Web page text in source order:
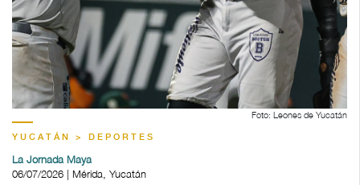
Foto: Leones de Yucatán
YUCATÁN > DEPORTES
La Jornada Maya
06/07/2026 | Mérida, Yucatán